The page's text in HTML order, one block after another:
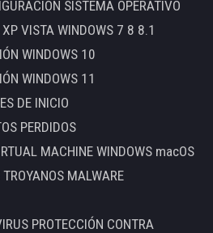
SISTEMA OPERATIVO
XP VISTA WINDOWS 7 8 8.1
WINDOWS 10
WINDOWS 11
DE INICIO
PERDIDOS
MACHINE WINDOWS macOS
MALWARE
PROTECCIÓN CONTRA